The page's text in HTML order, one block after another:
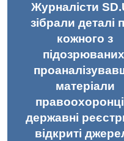
Журналісти
зібрали деталі
кожного з
матеріали
державні
відкриті